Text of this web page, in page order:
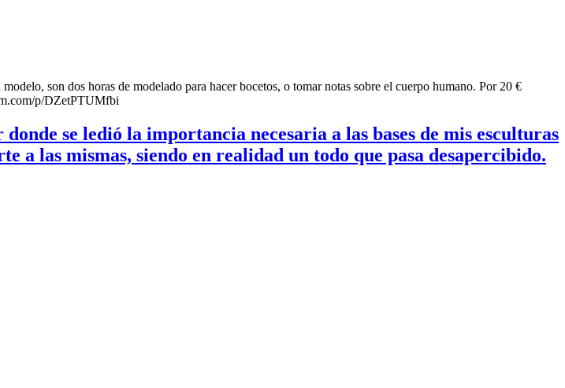
son dos horas de modelado para hacer bocetos, o tomar notas sobre el cuerpo humano. Por 20 €
p/DZetPTUMfbi
se ledió la importancia necesaria a las bases de mis esculturas
a las mismas, siendo en realidad un todo que pasa desapercibido.